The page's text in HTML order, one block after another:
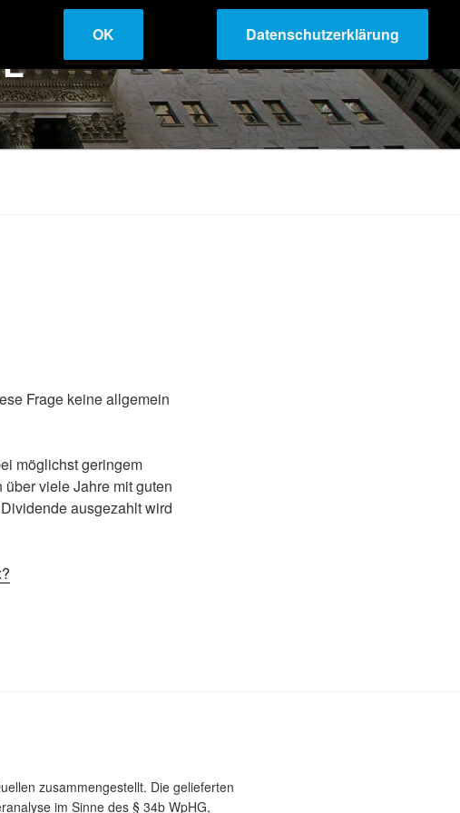
Frage keine allgemein
möglichst geringem
viele Jahre mit guten
ausgezahlt wird
zusammengestellt. Die gelieferten
im Sinne des § 34b WpHG,
OK Datenschutzerklärung